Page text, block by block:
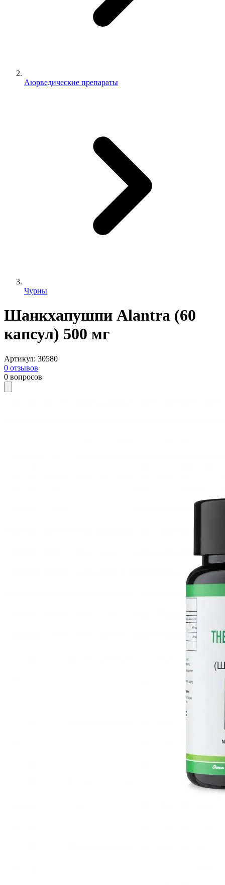
Аюрведические препараты
Чурны
Шанкхапушпи Alantra (60
капсул) 500 мг
Артикул: 30580
0 отзывов
0 вопросов